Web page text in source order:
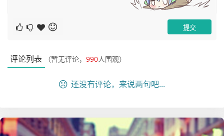
	private Date member_end_time;
评论列表 （暂无评论， 990人围观）
还没有评论，来说两句吧...